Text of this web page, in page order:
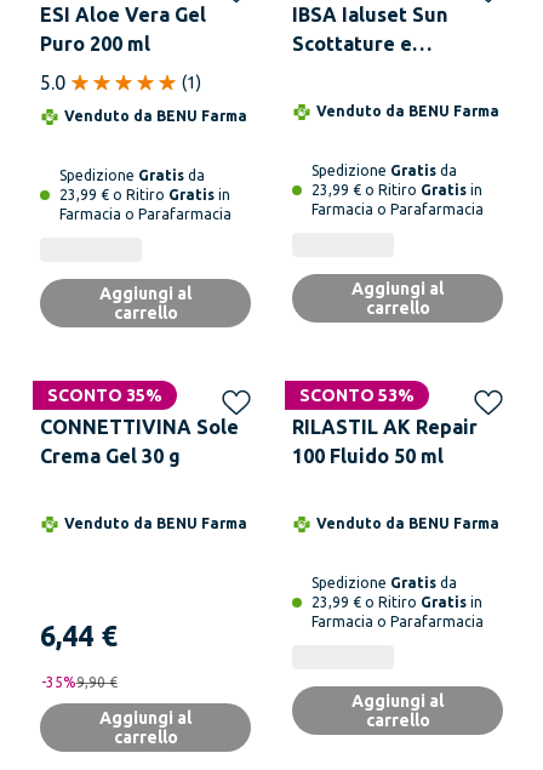
ESI Aloe Vera Gel
Puro 200 ml
5.0
(1)
Venduto da BENU Farma
Spedizione Gratis da
23,99 € o Ritiro Gratis in
Farmacia o Parafarmacia
Aggiungi al
carrello
IBSA Ialuset Sun
Scottature e
Spray 100 ml
Venduto da BENU Farma
Spedizione Gratis da
23,99 € o Ritiro Gratis in
Farmacia o Parafarmacia
Aggiungi al
carrello
SCONTO 35%
CONNETTIVINA Sole
Crema Gel 30 g
Venduto da BENU Farma
6,44 €
-35%9,90 €
Aggiungi al
carrello
SCONTO 53%
RILASTIL AK Repair
100 Fluido 50 ml
Venduto da BENU Farma
Spedizione Gratis da
23,99 € o Ritiro Gratis in
Farmacia o Parafarmacia
Aggiungi al
carrello